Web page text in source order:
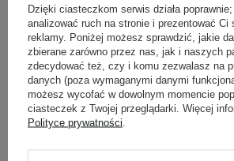
45,00 zł
38,25 zł
DODAJ DO KOSZYKA
Dzięki ciasteczkom serwis działa
analizować ruch na stronie i prezentować Ci
reklamy. Poniżej możesz sprawdzić, jakie
zbierane zarówno przez nas, jak i naszych
zdecydować też, czy i komu zezwalasz na
danych (poza wymaganymi danymi
możesz wycofać w dowolnym momencie
ciasteczek z Twojej przeglądarki. Więcej
Polityce prywatności